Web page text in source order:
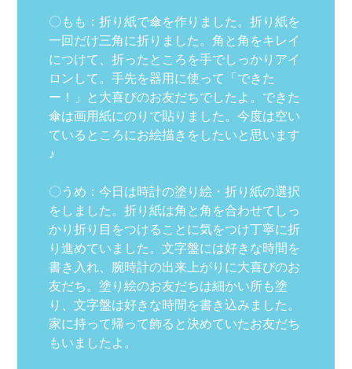
〇もも：折り紙で傘を作りました。折り紙を
一回だけ三角に折りました。角と角をキレイ
につけて、折ったところを手でしっかりアイ
ロンして。手先を器用に使って「できた
ー！」と大喜びのお友だちでしたよ。できた
傘は画用紙にのりで貼りました。今度は空い
ているところにお絵描きをしたいと思います
♪
〇うめ：今日は時計の塗り絵・折り紙の選択
をしました。折り紙は角と角を合わせてしっ
かり折り目をつけることに気をつけ丁寧に折
り進めていました。文字盤には好きな時間を
書き入れ、腕時計の出来上がりに大喜びのお
友だち。塗り絵のお友だちは細かい所も塗
り、文字盤は好きな時間を書き込みました。
家に持って帰って飾ると決めていたお友だち
もいましたよ。